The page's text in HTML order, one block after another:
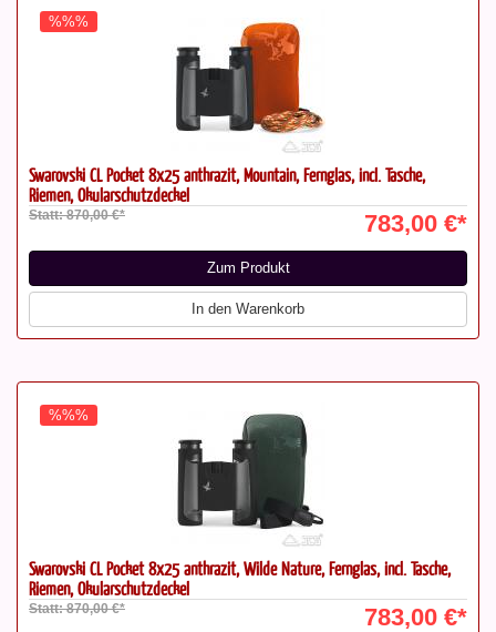
%%%
Swarovski CL Pocket 8x25 anthrazit, Mountain, Fernglas, incl. Tasche,
Riemen, Okularschutzdeckel
Statt: 870,00 €* 783,00 €*
Zum Produkt
In den Warenkorb
%%%
Swarovski CL Pocket 8x25 anthrazit, Wilde Nature, Fernglas, incl. Tasche,
Riemen, Okularschutzdeckel
Statt: 870,00 €* 783,00 €*